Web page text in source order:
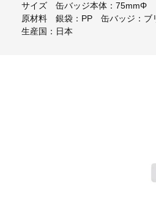
サイズ 缶バッジ本体：75mmΦ
原材料 銀袋：PP 缶バッジ：ブ
生産国：日本